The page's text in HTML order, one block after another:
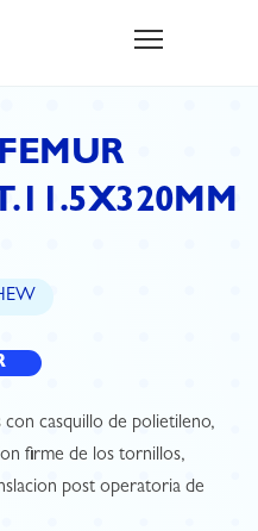
casquillo de polietileno,
firme de los tornillos,
post operatoria de